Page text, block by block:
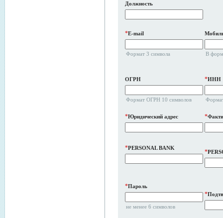
Должность
*E-mail
Формат 3 символа В
ОГРН
Формат ОГРН 10 символов
*ИНН
*Юридический адрес *
*PERSONAL BANK
*
*Пароль
не менее 6 символов
*